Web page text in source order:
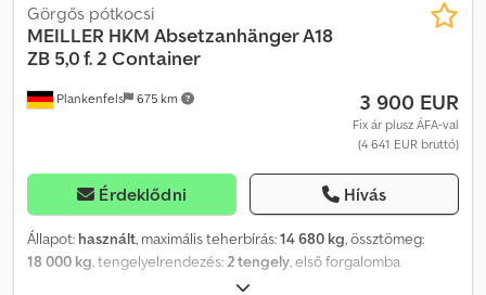
Plankenfels 675 km
Görgős pótkocsi
MEILLER HKM Absetzanhänger A18
ZB 5,0 f. 2 Container
3 900 EUR
Fix ár plusz ÁFA-val
(4 641 EUR bruttó)
Érdeklődni Hívás
Állapot: használt, maximális teherbírás:14 680 kg, össztömeg:
18 000 kg , tengelyelrendezés: 2 tengely , első forgalomba
, következő vizsga (TÜV):